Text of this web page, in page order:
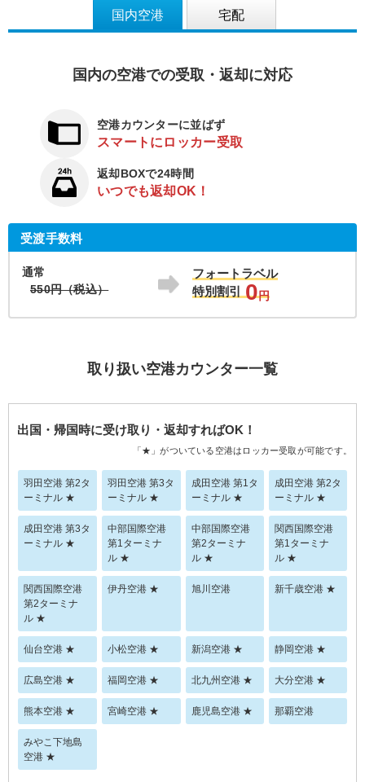
国内空港 宅配
国内の空港での受取・返却に対応
空港カウンターに並ばず
スマートにロッカー受取
返却BOXで24時間
いつでも返却OK！
受渡手数料
通常
550円（税込）
フォートラベル
特別割引
0円
取り扱い空港カウンター一覧
出国・帰国時に受け取り・返却すればOK！
「★」がついている空港はロッカー受取が可能です。
羽田空港 第2タ
ーミナル ★
羽田空港 第3タ
ーミナル ★
成田空港 第1タ
ーミナル ★
成田空港 第2タ
ーミナル ★
成田空港 第3タ
ーミナル ★
中部国際空港
第1ターミナ
ル ★
中部国際空港
第2ターミナ
ル ★
関西国際空港
第1ターミナ
ル ★
関西国際空港
第2ターミナ
ル ★
伊丹空港 ★ 旭川空港 新千歳空港 ★
仙台空港 ★ 小松空港 ★ 新潟空港 ★ 静岡空港 ★
広島空港 ★ 福岡空港 ★ 北九州空港 ★ 大分空港 ★
熊本空港 ★ 宮崎空港 ★ 鹿児島空港 ★ 那覇空港
みやこ下地島
空港 ★